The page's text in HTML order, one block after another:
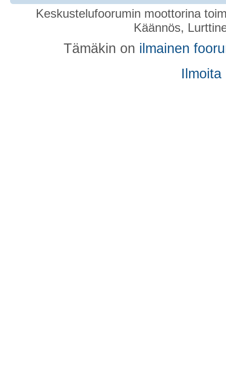
Keskustelufoorumin moottorina
Käännös,
Tämäkin on ilmainen